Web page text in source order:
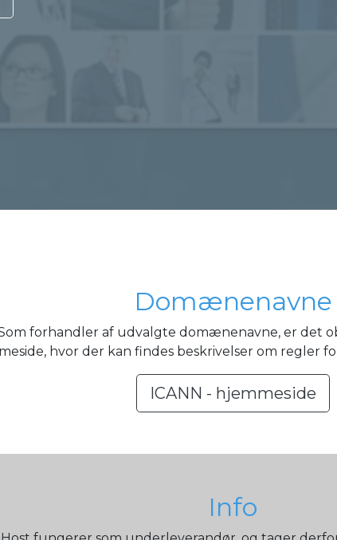
Domænenavne
forhandler af udvalgte domænenavne, er det
hvor der kan findes beskrivelser om regler
ICANN - hjemmeside
Info